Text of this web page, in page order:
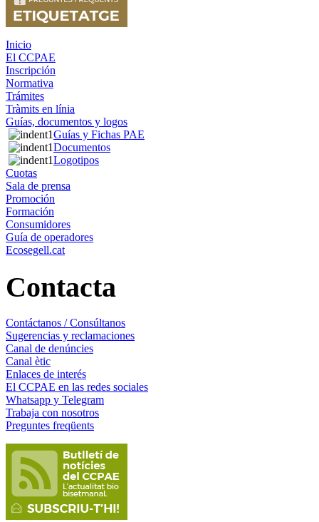
Inicio
El CCPAE
Inscripción
Normativa
Trámites
Tràmits en línia
Guías, documentos y logos
Guías y Fichas PAE
Documentos
Logotipos
Cuotas
Sala de prensa
Promoción
Formación
Consumidores
Guía de operadores
Ecosegell.cat
Contacta
Contáctanos / Consúltanos
Sugerencias y reclamaciones
Canal de denúncies
Canal ètic
Enlaces de interés
El CCPAE en las redes sociales
Whatsapp y Telegram
Trabaja con nosotros
Preguntes freqüents